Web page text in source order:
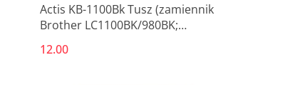
Actis KB-1100Bk Tusz (zamiennik
Brother LC1100BK/980BK;
12.00